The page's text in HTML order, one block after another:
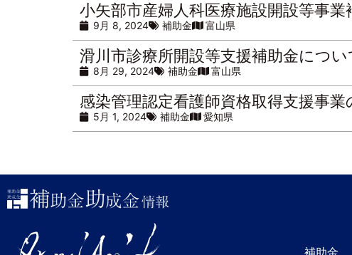
小矢部市産婦人科医療施設開設等事業
9月 8, 2024 補助金 富山県
滑川市診療所開設等支援補助金につい
8月 29, 2024 補助金 富山県
感染管理認定看護師資格取得支援事業
5月 1, 2024 補助金 愛知県